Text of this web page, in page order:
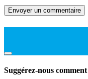
Envoyer un commentaire
Suggérez-nous